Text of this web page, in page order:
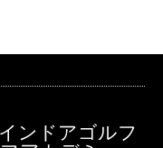
ンドアゴルフ